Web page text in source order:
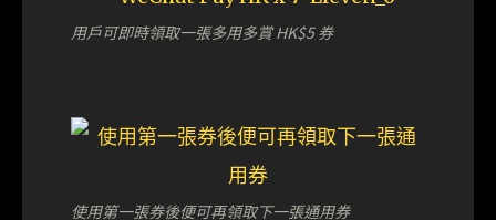
用戶可即時領取一張多用多賞 HK$5 券
使用第一張券後便可再領取下一張通用券